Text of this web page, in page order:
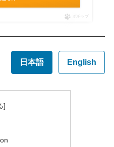
ポチップ
日本語 English